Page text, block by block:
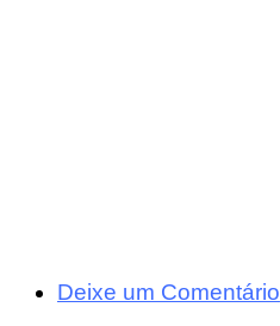
Deixe um Comentário